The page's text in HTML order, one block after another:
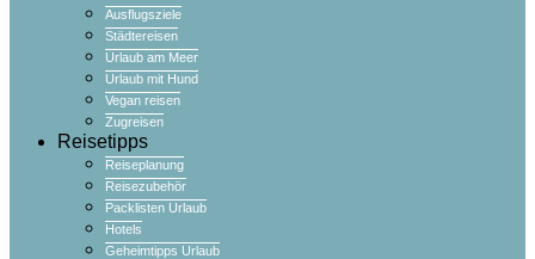
Ausflugsziele
Städtereisen
Urlaub am Meer
Urlaub mit Hund
Vegan reisen
Zugreisen
Reisetipps
Reiseplanung
Reisezubehör
Packlisten Urlaub
Hotels
Geheimtipps Urlaub